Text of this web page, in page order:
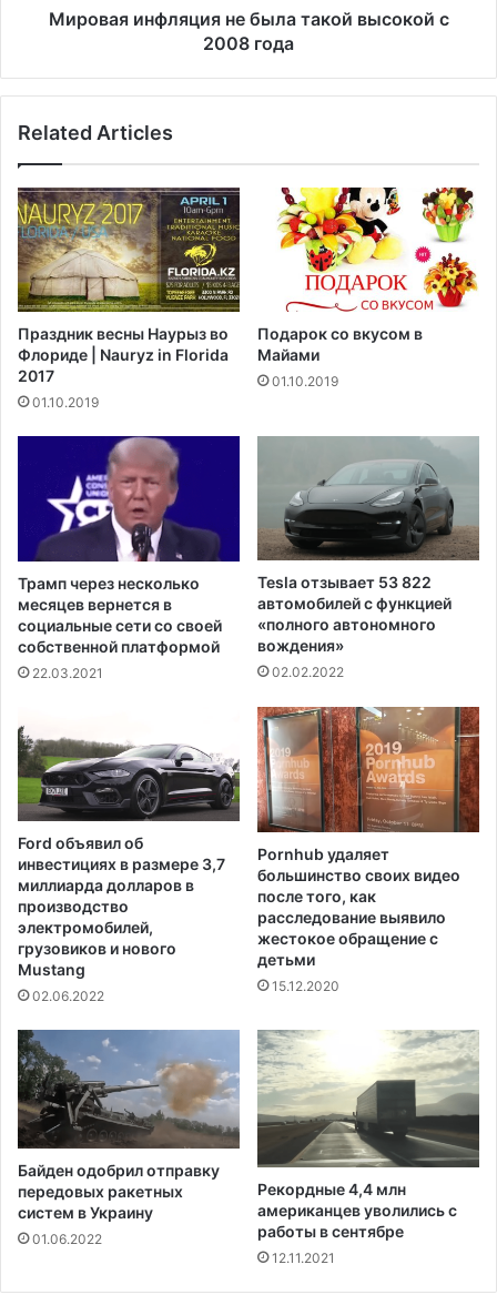
о
е
я
С
Ш
А
с
Г
в
а
т
е
м
е
к
с
и
й
в
о
в
е
м
с
в
о
е
п
е
р
в
о
й
з
а
р
у
е
я
б
ы
л
а
т
к
о
в
ы
с
2
0
0
8
д
а
Мировая инфляция не была такой высокой с
2008 года
Related Articles
Праздник весны Наурыз во
Флориде | Nauryz in Florida
2017
01.10.2019
Подарок со вкусом в
Майами
01.10.2019
Трамп через несколько
месяцев вернется в
социальные сети со своей
собственной платформой
22.03.2021
Tesla отзывает 53 822
автомобилей с функцией
«полного автономного
вождения»
02.02.2022
Ford объявил об
инвестициях в размере 3,7
миллиарда долларов в
производство
электромобилей,
грузовиков и нового
Mustang
02.06.2022
Pornhub удаляет
большинство своих видео
после того, как
расследование выявило
жестокое обращение с
детьми
15.12.2020
Байден одобрил отправку
передовых ракетных
систем в Украину
01.06.2022
Рекордные 4,4 млн
американцев уволились с
работы в сентябре
12.11.2021